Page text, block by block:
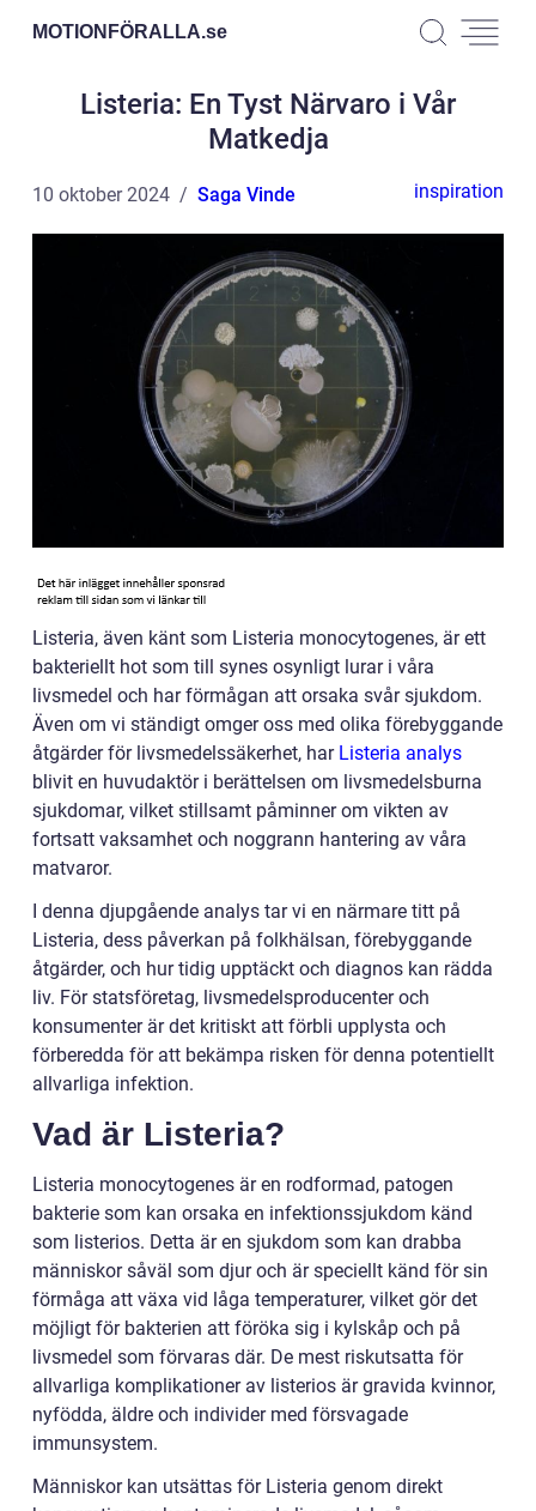
MOTIONFÖRALLA.se
Listeria: En Tyst Närvaro i Vår
Matkedja
10 oktober 2024 Saga Vinde inspiration
Listeria, även känt som Listeria monocytogenes, är ett
bakteriellt hot som till synes osynligt lurar i våra
livsmedel och har förmågan att orsaka svår sjukdom.
Även om vi ständigt omger oss med olika förebyggande
åtgärder för livsmedelssäkerhet, har Listeria analys
blivit en huvudaktör i berättelsen om livsmedelsburna
sjukdomar, vilket stillsamt påminner om vikten av
fortsatt vaksamhet och noggrann hantering av våra
matvaror.
I denna djupgående analys tar vi en närmare titt på
Listeria, dess påverkan på folkhälsan, förebyggande
åtgärder, och hur tidig upptäckt och diagnos kan rädda
liv. För statsföretag, livsmedelsproducenter och
konsumenter är det kritiskt att förbli upplysta och
förberedda för att bekämpa risken för denna potentiellt
allvarliga infektion.
Vad är Listeria?
Listeria monocytogenes är en rodformad, patogen
bakterie som kan orsaka en infektionssjukdom känd
som listerios. Detta är en sjukdom som kan drabba
människor såväl som djur och är speciellt känd för sin
förmåga att växa vid låga temperaturer, vilket gör det
möjligt för bakterien att föröka sig i kylskåp och på
livsmedel som förvaras där. De mest riskutsatta för
allvarliga komplikationer av listerios är gravida kvinnor,
nyfödda, äldre och individer med försvagade
immunsystem.
Människor kan utsättas för Listeria genom direkt